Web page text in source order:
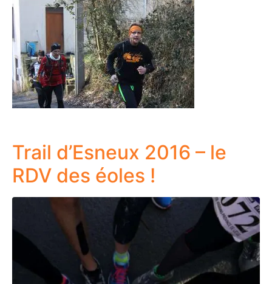
Trail d’Esneux 2016 – le
RDV des éoles !